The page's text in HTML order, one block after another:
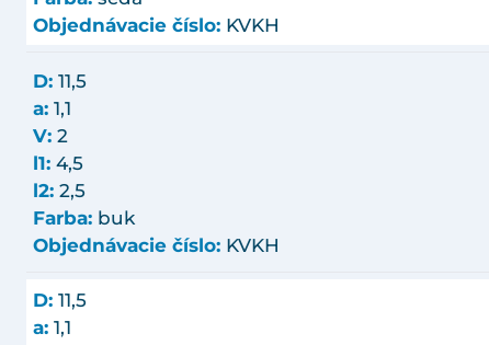
Objednávacie číslo: KVKH
D: 11,5
a: 1,1
V: 2
l1: 4,5
l2: 2,5
Farba: buk
Objednávacie číslo: KVKH
D: 11,5
a: 1,1